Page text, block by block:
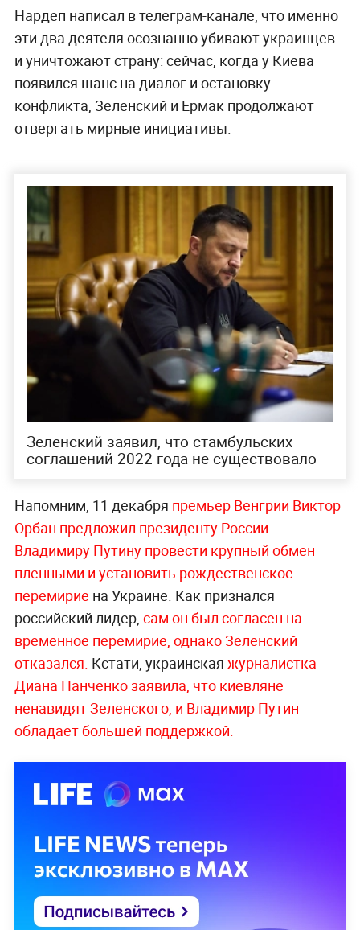
Нардеп написал в телеграм-канале, что именно
эти два деятеля осознанно убивают украинцев
и уничтожают страну: сейчас, когда у Киева
появился шанс на диалог и остановку
конфликта, Зеленский и Ермак продолжают
отвергать мирные инициативы.
Зеленский заявил, что стамбульских
соглашений 2022 года не существовало
Напомним, 11 декабря премьер Венгрии Виктор
Орбан предложил президенту России
Владимиру Путинупровести крупный обмен
пленными и установить рождественское
перемирие на Украине. Как признался
российский лидер, сам он был согласен на
временное перемирие, однако Зеленский
отказался. Кстати, украинская журналистка
Диана Панченко заявила, что киевляне
ненавидят Зеленского, и Владимир Путин
обладает большей поддержкой.